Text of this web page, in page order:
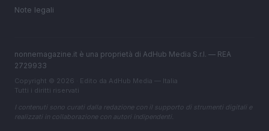
Note legali
nonnemagazine.it è una proprietà di AdHub Media S.r.l. — REA
2729933
Copyright © 2026 · Edito da AdHub Media — Italia
Tutti i diritti riservati
I contenuti sono curati dalla redazione con il supporto di strumenti digitali e
realizzati in collaborazione con autori indipendenti.